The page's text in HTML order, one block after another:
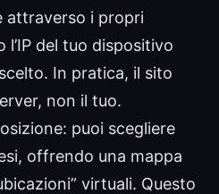
attraverso i propri
l’IP del tuo dispositivo
In pratica, il sito
non il tuo.
puoi scegliere
offrendo una mappa
virtuali. Questo